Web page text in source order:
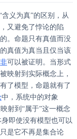
义为真”的区别，从
又避免了悖论的陷
。命题只有真值而没
真值为真当且仅当该
非可以被证明。当形式
映射到实际概念上，
了模型，命题就有了
中，系统中的对象
射到“属于”这一概念
即使没有模型也可以
是它不再是集合论